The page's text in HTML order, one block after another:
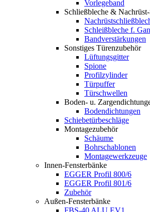
Vorlegeband
Schließbleche & Nachrüst-
Schleißbleche f.
Bandverstärkungen
Sonstiges Türenzubehör
Lüftungsgitter
Spione
Profilzylinder
Türpuffer
Türschwellen
Boden- u.
Bodendichtungen
Schiebetürbeschläge
Montagezubehör
Schäume
Bohrschablonen
Montagewerkzeuge
Innen-Fensterbänke
EGGER Profil 800/6
EGGER Profil 801/6
Zubehör
Außen-Fensterbänke
FBS-40 ALU EV1